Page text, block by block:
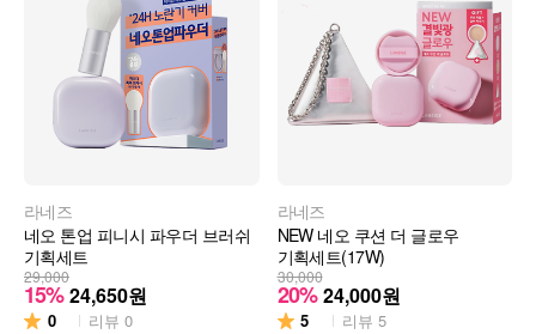
라네즈
네오 톤업 피니시 파우더 브러쉬
기획세트
29,000
15% 24,650원
0 리뷰 0
라네즈
NEW 네오 쿠션 더 글로우
기획세트(17W)
30,000
20% 24,000원
5 리뷰 5